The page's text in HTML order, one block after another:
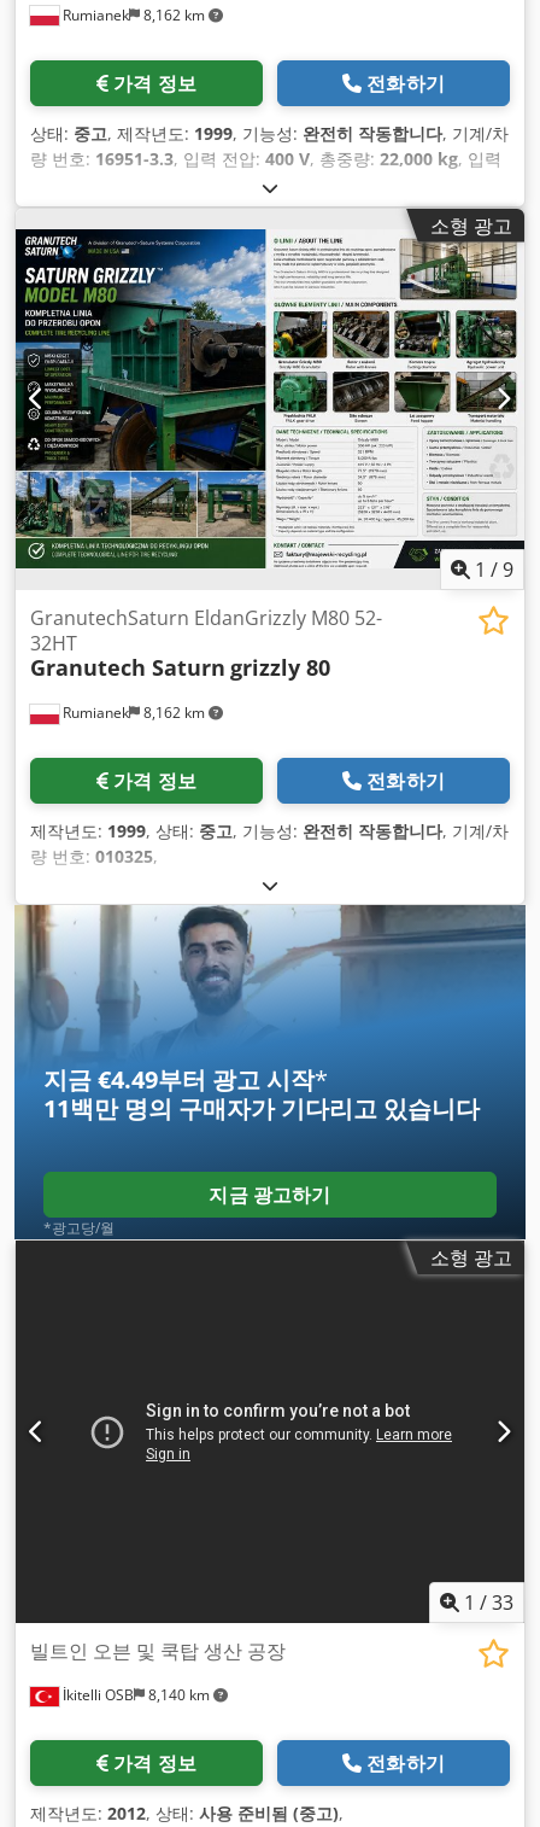
Rumianek 8,162 km
가격 정보 전화하기
상태: 중고, 제작년도: 1999, 기능성: 완전히 작동합니다, 기계/차
량 번호: 16951-3.3, 입력 전압: 400 V, 총중량: 22,000 kg, 입력
소형 광고
1 /9
Rumianek 8,162 km
GranutechSaturn EldanGrizzly M80 52-
32HT
Granutech Saturn grizzly 80
가격 정보 전화하기
제작년도: 1999, 상태: 중고, 기능성: 완전히 작동합니다, 기계/차
량 번호: 010325,
지금 €4.49부터 광고 시작*
11백만 명의 구매자가 기다리고 있습니다
지금 광고하기
*광고당/월
소형 광고
1 /33
İkitelli OSB 8,140 km
빌트인 오븐 및 쿡탑 생산 공장
가격 정보 전화하기
제작년도: 2012, 상태: 사용 준비됨 (중고),